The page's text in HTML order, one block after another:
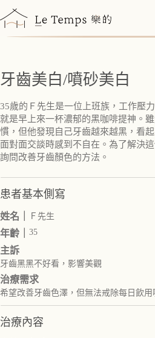
至
主
容
牙齒美白/噴砂美白
35歲的Ｆ先生是一位上班族，工作壓
就是早上來一杯濃郁的黑咖啡提神。
慣，但他發現自己牙齒越來越黑，看
面對面交談時感到不自在。為了解決
詢問改善牙齒顏色的方法。
患者基本側寫
姓名｜ Ｆ先生
年齡｜ 35
主訴
牙齒黑黑不好看，影響美觀
治療需求
希望改善牙齒色澤，但無法戒除每日飲用
治療內容